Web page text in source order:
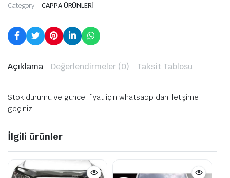
Category: CAPPA ÜRÜNLERİ
Açıklama Değerlendirmeler (0) Taksit Tablosu
Stok durumu ve güncel fiyat için whatsapp dan iletişime
geçiniz
İlgili ürünler